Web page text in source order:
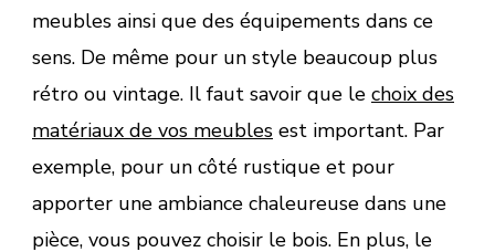
meubles ainsi que des équipements dans ce
sens. De même pour un style beaucoup plus
rétro ou vintage. Il faut savoir que le choix des
matériaux de vos meubles est important. Par
exemple, pour un côté rustique et pour
apporter une ambiance chaleureuse dans une
pièce, vous pouvez choisir le bois. En plus, le